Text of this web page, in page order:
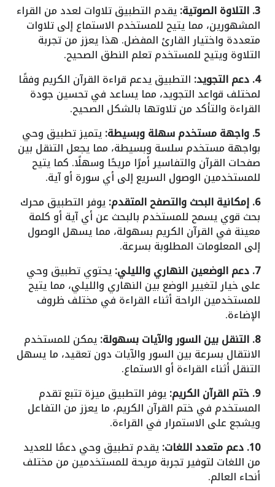
3. التلاوة الصوتية:
يقدم التطبيق تلاوات لعدد من القراء
المشهورين، مما يتيح للمستخدم الاستماع إلى تلاوات
متعددة واختيار القارئ المفضل. هذا يعزز من تجربة
التلاوة ويتيح للمستخدم تعلم النطق الصحيح.
4. دعم التجويد:
التطبيق يدعم قراءة القرآن الكريم وفقًا
لمختلف قواعد التجويد، مما يساعد في تحسين جودة
القراءة والتأكد من تلاوتها بالشكل الصحيح.
5. واجهة مستخدم سهلة وبسيطة:
يتميز تطبيق وحي
بواجهة مستخدم سلسة وبسيطة، مما يجعل التنقل بين
صفحات القرآن والتفاسير أمرًا مريحًا وسهلًا. كما يتيح
للمستخدمين الوصول السريع إلى أي سورة أو آية.
6. إمكانية البحث والتصفح المتقدم:
يوفر التطبيق محرك
بحث قوي يسمح للمستخدم بالبحث عن أي آية أو كلمة
معينة في القرآن الكريم بسهولة، مما يسهل الوصول
إلى المعلومات المطلوبة بسرعة.
7. دعم الوضعين النهاري والليلي:
يحتوي تطبيق وحي
على خيار لتغيير الوضع بين النهاري والليلي، مما يتيح
للمستخدمين الراحة أثناء القراءة في مختلف ظروف
الإضاءة.
8. التنقل بين السور والآيات بسهولة:
يمكن للمستخدم
الانتقال بسرعة بين السور والآيات دون تعقيد، ما يسهل
التنقل أثناء القراءة أو الاستماع.
9. ختم القرآن الكريم:
يوفر التطبيق ميزة تتبع تقدم
المستخدم في ختم القرآن الكريم، ما يعزز من التفاعل
ويشجع على الاستمرار في القراءة.
10. دعم متعدد اللغات:
يقدم تطبيق وحي دعمًا للعديد
من اللغات لتوفير تجربة مريحة للمستخدمين من مختلف
أنحاء العالم.